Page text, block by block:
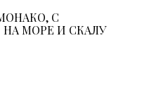
С
МОРЕ И СКАЛУ